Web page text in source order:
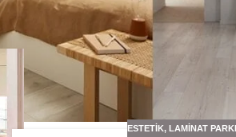
ESTETIK,LAMINAT